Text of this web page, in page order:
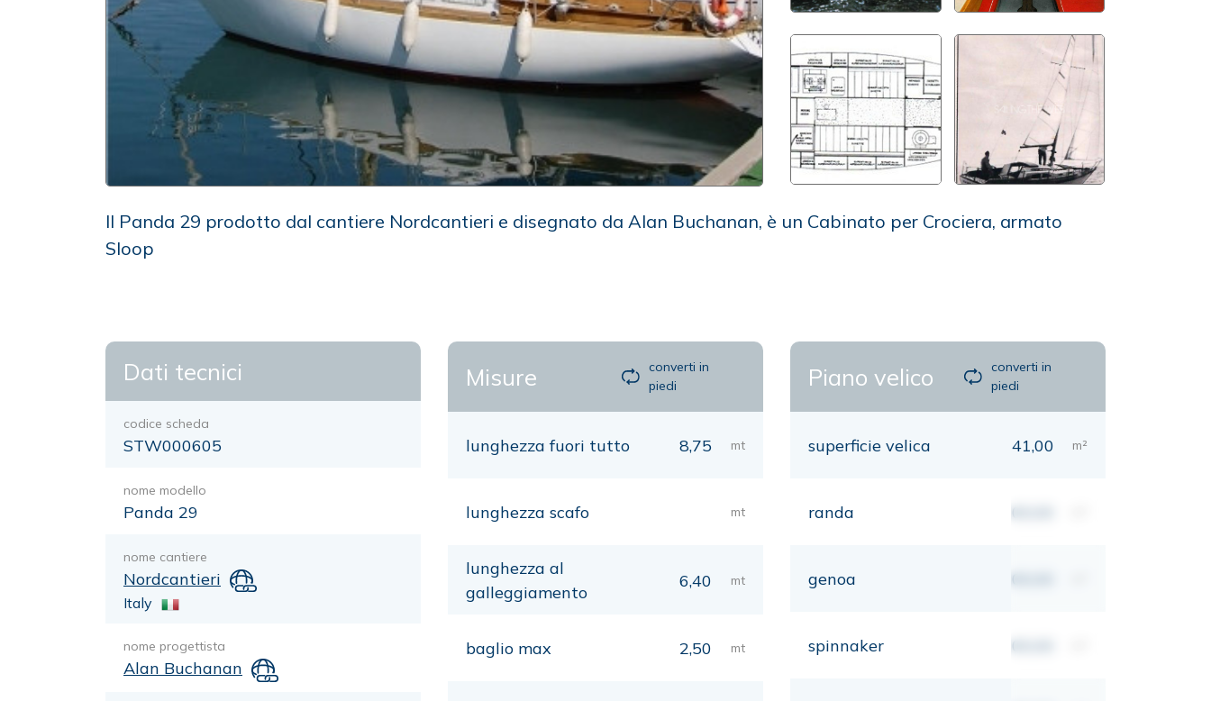
Il Panda 29 prodotto dal cantiere Nordcantieri e disegnato da Alan Buchanan, è un Cabinato per Crociera, armato
Sloop
Dati tecnici
codice scheda
STW000605
nome modello
Panda 29
nome cantiere
Nordcantieri
Italy
nome progettista
Alan Buchanan
Misure
converti in
piedi
lunghezza fuori tutto 8,75 mt
lunghezza scafo mt
lunghezza al
galleggiamento
6,40 mt
baglio max 2,50 mt
Piano velico
converti in
piedi
superficie velica 41,00 m²
randa 00,00
genoa 00,00
spinnaker 00,00